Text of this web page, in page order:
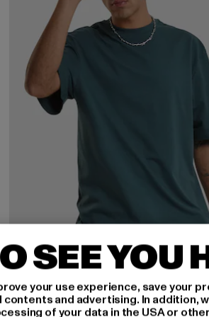
URBAN CLASSICS
Tall
SEE YOU
your use experience, save your
and advertising. In addition,
of your data in the USA or